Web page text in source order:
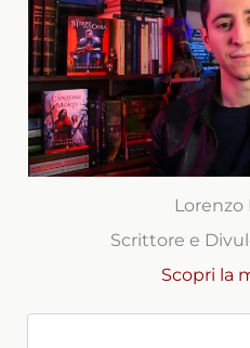
Lorenzo
Scrittore e
Scopri la